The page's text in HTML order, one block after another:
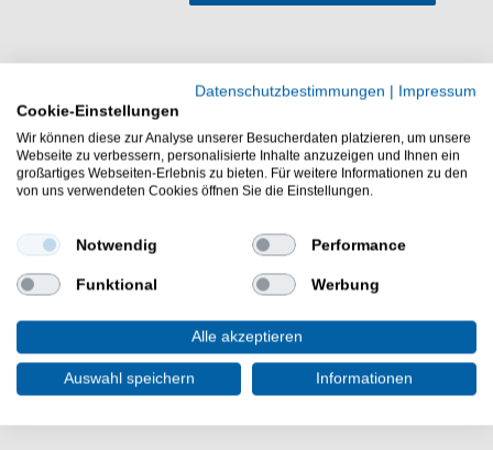
10 Angelhaken für Brassen
2,95 € *
In den Warenkorb
Maruto Stipp Rotaugenhaken
gebunden silberfarben - 10
ab 2,95 € *
Varianten anzeigen
Datenschutzbestimmungen | Impressum
Cookie-Einstellungen
Wir können diese zur Analyse unserer Besucherdaten platzieren, um unsere
Webseite zu verbessern, personalisierte Inhalte anzuzeigen und Ihnen ein
großartiges Webseiten-Erlebnis zu bieten. Für weitere Informationen zu den
von uns verwendeten Cookies öffnen Sie die Einstellungen.
Notwendig Performance
Funktional Werbung
Alle akzeptieren
Auswahl speichern Informationen